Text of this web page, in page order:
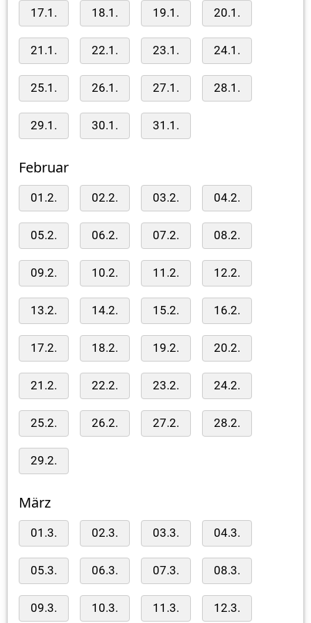
17.1. 18.1. 19.1. 20.1.
21.1. 22.1. 23.1. 24.1.
25.1. 26.1. 27.1. 28.1.
29.1. 30.1. 31.1.
Februar
01.2. 02.2. 03.2. 04.2.
05.2. 06.2. 07.2. 08.2.
09.2. 10.2. 11.2. 12.2.
13.2. 14.2. 15.2. 16.2.
17.2. 18.2. 19.2. 20.2.
21.2. 22.2. 23.2. 24.2.
25.2. 26.2. 27.2. 28.2.
29.2.
März
01.3. 02.3. 03.3. 04.3.
05.3. 06.3. 07.3. 08.3.
09.3. 10.3. 11.3. 12.3.